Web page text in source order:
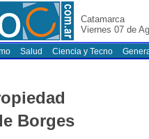
Catamarca
Viernes 07 de
Salud Ciencia y Tecno
Borges